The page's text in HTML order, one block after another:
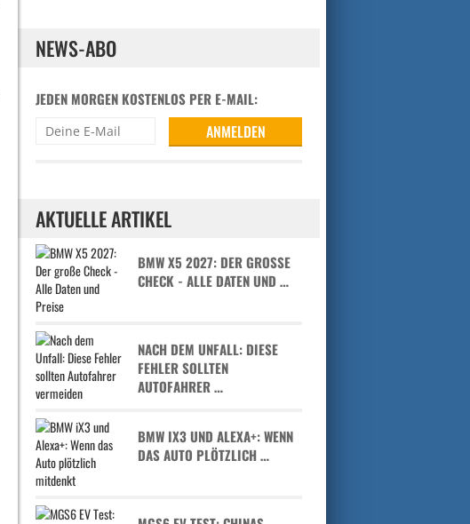
NEWS-ABO
JEDEN MORGEN KOSTENLOS PER E-MAIL:
AKTUELLE ARTIKEL
BMW X5 2027: DER GROSSE C
HECK - ALLE DATEN UND …
NACH DEM UNFALL: DIESE
FEHLER SOLLTEN
AUTOFAHRER …
BMW IX3 UND ALEXA+: WENN
DAS AUTO PLÖTZLICH …